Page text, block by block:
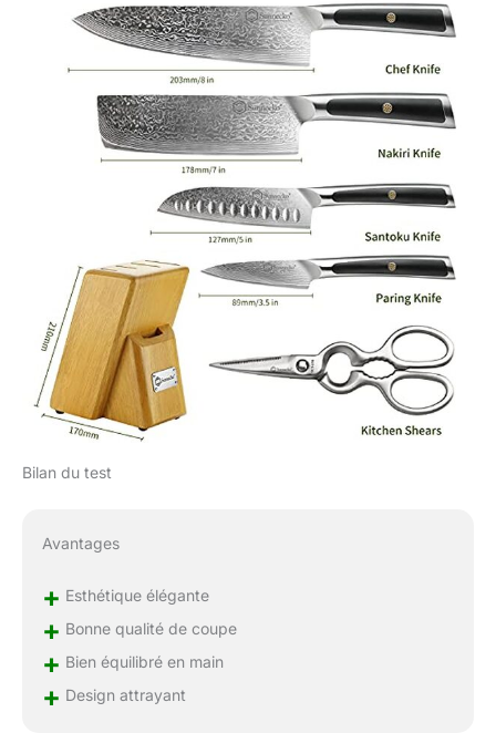
construction haute
résistance et légère, les
couteaux de cuisine
offrent une prise en
main équilibré et un
entretien facile. Les
rivets en cuivre avec un
motif floral améliorent
l'équilibre et offrent une
résistance et un poids
supplémentaires pour
améliorer la robustesse
et les performances
Ciseaux Cuisine : Les
ciseaux de cuisine pour
une coupe précise des
ils conviennent aux
des ciseaux est en
Bilan du test
Avantages
+ Esthétique élégante
+ Bonne qualité de coupe
+ Bien équilibré en main
+ Design attrayant